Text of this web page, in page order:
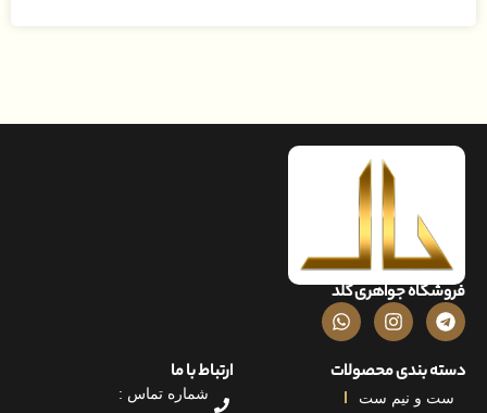
فروشگاه جواهری گلد
دسته بندی محصولات
ست و نیم ست
ارتباط با ما
شماره تماس :